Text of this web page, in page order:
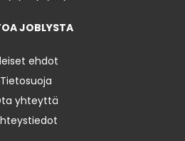
JOBLYSTA
ehdot
Tietosuoja
yhteyttä